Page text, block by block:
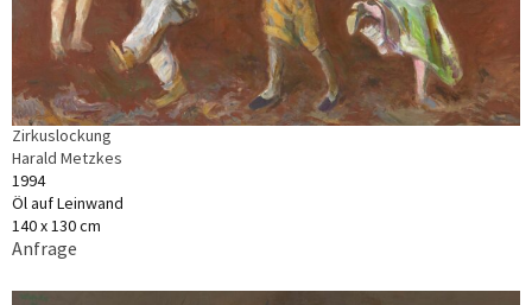
Zirkuslockung
Harald Metzkes
1994
Öl auf Leinwand
140 x 130 cm
Anfrage